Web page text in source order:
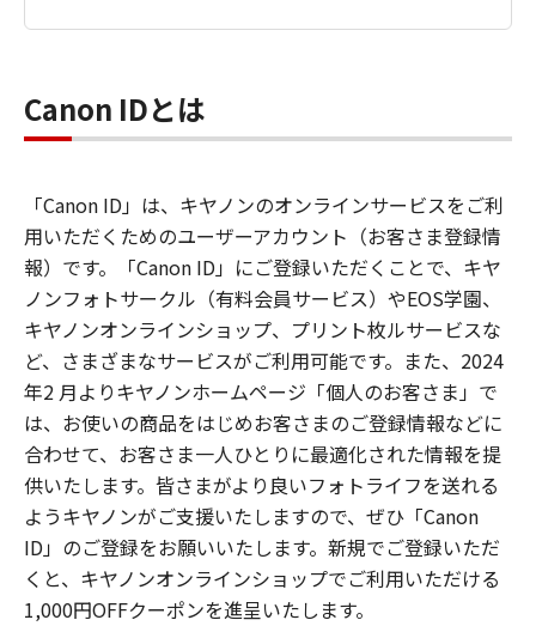
Canon IDとは
「Canon ID」は、キヤノンのオンラインサービスをご利
用いただくためのユーザーアカウント（お客さま登録情
報）です。「Canon ID」にご登録いただくことで、キヤ
ノンフォトサークル（有料会員サービス）やEOS学園、
キヤノンオンラインショップ、プリント枚ルサービスな
ど、さまざまなサービスがご利用可能です。また、2024
年2 月よりキヤノンホームページ「個人のお客さま」で
は、お使いの商品をはじめお客さまのご登録情報などに
合わせて、お客さま一人ひとりに最適化された情報を提
供いたします。皆さまがより良いフォトライフを送れる
ようキヤノンがご支援いたしますので、ぜひ「Canon
ID」のご登録をお願いいたします。新規でご登録いただ
くと、キヤノンオンラインショップでご利用いただける
1,000円OFFクーポンを進呈いたします。